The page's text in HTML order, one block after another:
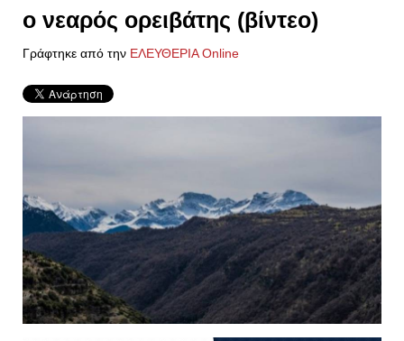
ο νεαρός ορειβάτης (βίντεο)
Γράφτηκε από την ΕΛΕΥΘΕΡΙΑ Online